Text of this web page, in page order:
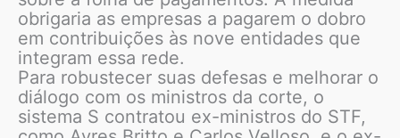
obrigaria as empresas a pagarem o dobro
em contribuições às nove entidades que
integram essa rede.
Para robustecer suas defesas e melhorar o
diálogo com os ministros da corte, o
sistema S contratou ex-ministros do STF,